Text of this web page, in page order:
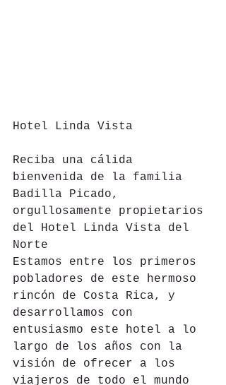
Hotel Linda Vista
Reciba una cálida
bienvenida de la familia
Badilla Picado,
orgullosamente propietarios
del Hotel Linda Vista del
Norte
Estamos entre los primeros
pobladores de este hermoso
rincón de Costa Rica, y
desarrollamos con
entusiasmo este hotel a lo
largo de los años con la
visión de ofrecer a los
viajeros de todo el mundo